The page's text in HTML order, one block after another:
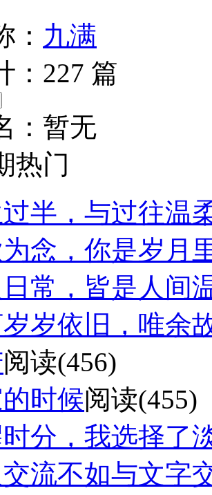
： 九满
： 227 篇
： 暂无
热门
过半，与过往温
念，你是岁月
常，皆是人间
岁依旧，唯余
阅读(456)
时候阅读(455)
分，我选择了
流不如与文字